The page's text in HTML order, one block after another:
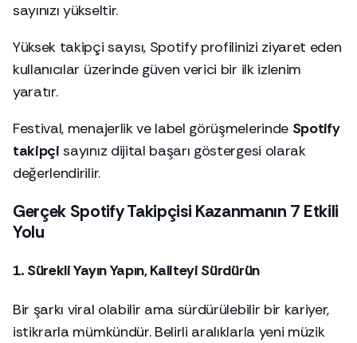
sayınızı yükseltir.
Yüksek takipçi sayısı, Spotify profilinizi ziyaret eden
kullanıcılar üzerinde güven verici bir ilk izlenim
yaratır.
Festival, menajerlik ve label görüşmelerinde Spotify
takipçi sayınız dijital başarı göstergesi olarak
değerlendirilir.
Gerçek Spotify Takipçisi Kazanmanın 7 Etkili
Yolu
1. Sürekli Yayın Yapın, Kaliteyi Sürdürün
Bir şarkı viral olabilir ama sürdürülebilir bir kariyer,
istikrarla mümkündür. Belirli aralıklarla yeni müzik